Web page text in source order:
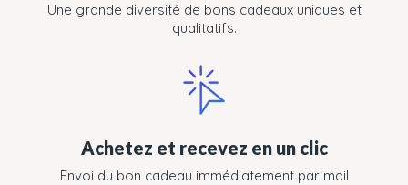
Une grande diversité de bons cadeaux uniques et
qualitatifs.
Achetez et recevez en un clic
Envoi du bon cadeau immédiatement par mail